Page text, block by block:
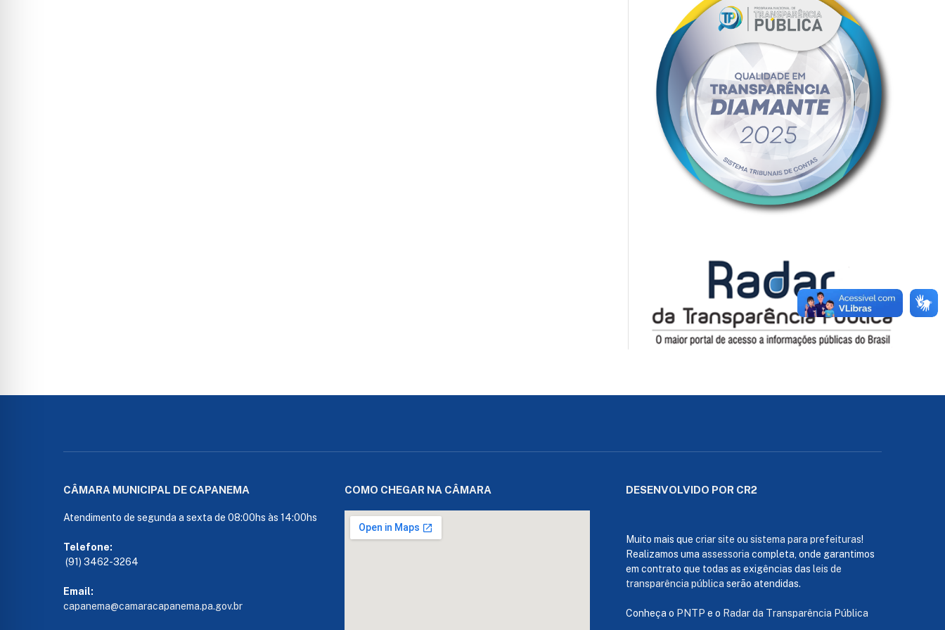
CÂMARA MUNICIPAL DE CAPANEMA
Atendimento de segunda a sexta de 08:00hs às 14:00hs
Telefone:
(91) 3462-3264
Email:
capanema@camaracapanema.pa.gov.br
COMO CHEGAR NA CÂMARA DESENVOLVIDO POR CR2
Muito mais que criar site ou sistema para prefeituras!
Realizamos uma assessoria completa, onde garantimos
em contrato que todas as exigências das leis de
transparência pública serão atendidas.
Conheça o PNTP e o Radar da Transparência Pública